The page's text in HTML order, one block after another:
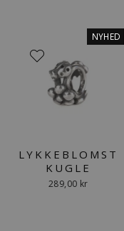
NYHED
LYKKEBLOMST
KUGLE
289,00 kr